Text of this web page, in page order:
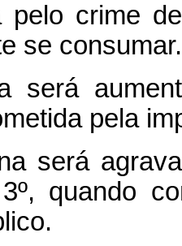
pelo crime
se consumar.
será
pela
será
quando